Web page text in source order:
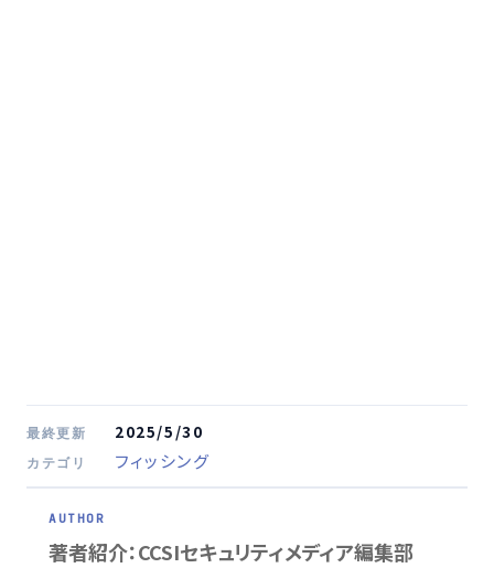
最終更新 2025/5/30
カテゴリ フィッシング
著者紹介：CCSIセキュリティメディア編集部